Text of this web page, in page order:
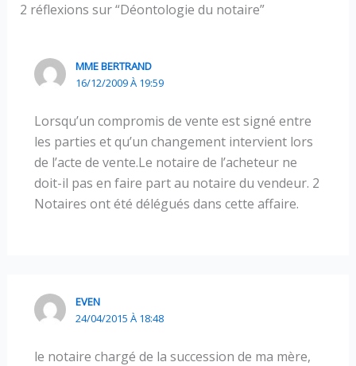
2 réflexions sur “Déontologie du notaire”
MME BERTRAND
16/12/2009 À 19:59
Lorsqu’un compromis de vente est signé entre
les parties et qu’un changement intervient lors
de l’acte de vente.Le notaire de l’acheteur ne
doit-il pas en faire part au notaire du vendeur. 2
Notaires ont été délégués dans cette affaire.
EVEN
24/04/2015 À 18:48
le notaire chargé de la succession de ma mère,